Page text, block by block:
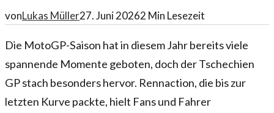
vonLukas Müller27. Juni 20262 Min Lesezeit
Die MotoGP-Saison hat in diesem Jahr bereits viele
spannende Momente geboten, doch der Tschechien
GP stach besonders hervor. Rennaction, die bis zur
letzten Kurve packte, hielt Fans und Fahrer